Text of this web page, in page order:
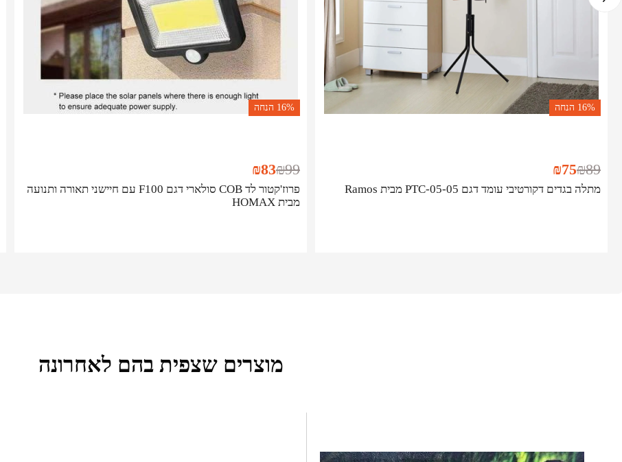
16% הנחה
מתלה בגדים דקורטיבי עומד דגם PTC-05-05 מבית Ramos
₪89
₪75
16% הנחה
פרוז'קטור לד COB סולארי דגם F100 עם חיישני תאורה ותנועה
מבית HOMAX
₪99
₪83
מוצרים שצפית בהם לאחרונה